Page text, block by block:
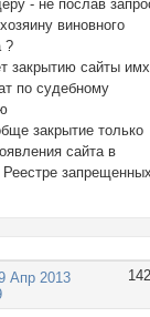
- не послав
виновного
?
закрытию сайты
по судебному
закрытие только
сайта в
142
Апр 2013